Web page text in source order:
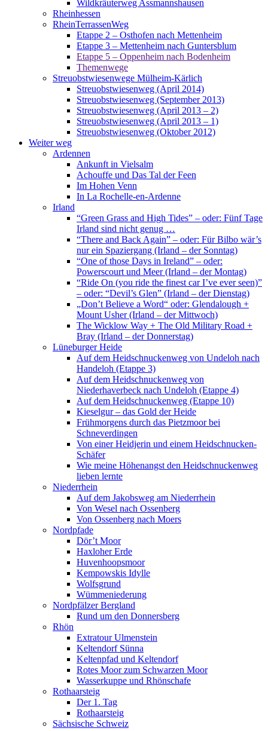
Wildkräuterweg Assmannshausen
Rheinhessen
RheinTerrassenWeg
Etappe 2 – Osthofen nach Mettenheim
Etappe 3 – Mettenheim nach Guntersblum
Etappe 5 – Oppenheim nach Bodenheim
Themenwege
Streuobstwiesenwege Mülheim-Kärlich
Streuobstwiesenweg (April 2014)
Streuobstwiesenweg (September 2013)
Streuobstwiesenweg (April 2013 – 2)
Streuobstwiesenweg (April 2013 – 1)
Streuobstwiesenweg (Oktober 2012)
Weiter weg
Ardennen
Ankunft in Vielsalm
Achouffe und Das Tal der Feen
Im Hohen Venn
In La Rochelle-en-Ardenne
Irland
“Green Grass and High Tides” – oder: Fünf Tage
Irland sind nicht genug …
“There and Back Again” – oder: Für Bilbo wär’s
nur ein Spaziergang (Irland – der Sonntag)
“One of those Days in Ireland” – oder:
Powerscourt und Meer (Irland – der Montag)
“Ride On (you ride the finest car I’ve ever seen)”
– oder: “Devil’s Glen” (Irland – der Dienstag)
„Don’t Believe a Word“ oder: Glendalough +
Mount Usher (Irland – der Mittwoch)
The Wicklow Way + The Old Military Road +
Bray (Irland – der Donnerstag)
Lüneburger Heide
Auf dem Heidschnuckenweg von Undeloh nach
Handeloh (Etappe 3)
Auf dem Heidschnuckenweg von
Niederhaverbeck nach Undeloh (Etappe 4)
Auf dem Heidschnuckenweg (Etappe 10)
Kieselgur – das Gold der Heide
Frühmorgens durch das Pietzmoor bei
Schneverdingen
Von einer Heidjerin und einem Heidschnucken-
Schäfer
Wie meine Höhenangst den Heidschnuckenweg
lieben lernte
Niederrhein
Auf dem Jakobsweg am Niederrhein
Von Wesel nach Ossenberg
Von Ossenberg nach Moers
Nordpfade
Dör’t Moor
Haxloher Erde
Huvenhoopsmoor
Kempowskis Idylle
Wolfsgrund
Wümmeniederung
Nordpfälzer Bergland
Rund um den Donnersberg
Rhön
Extratour Ulmenstein
Keltendorf Sünna
Keltenpfad und Keltendorf
Rotes Moor zum Schwarzen Moor
Wasserkuppe und Rhönschafe
Rothaarsteig
Der 1. Tag
Rothaarsteig
Sächsische Schweiz